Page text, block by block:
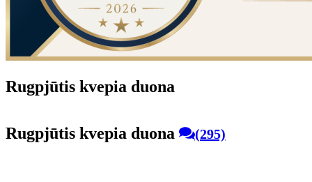
Rug­pjū­tis kve­pia duo­na
Rug­pjū­tis kve­pia duo­na (295)